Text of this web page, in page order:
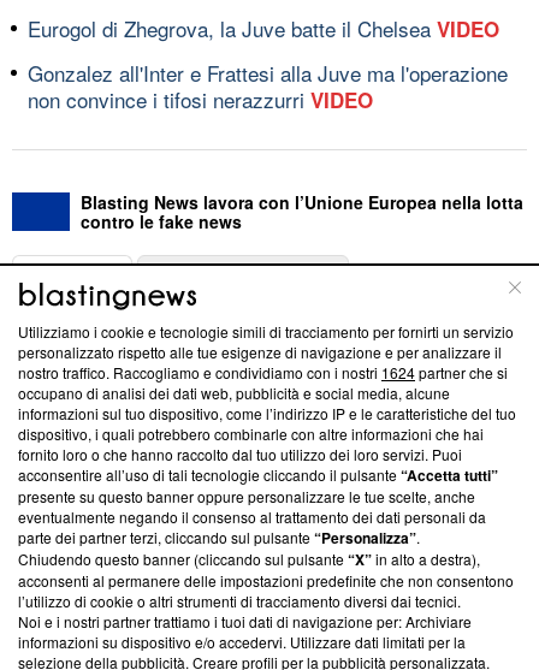
Eurogol di Zhegrova, la Juve batte il Chelsea VIDEO
Gonzalez all'Inter e Frattesi alla Juve ma l'operazione
non convince i tifosi nerazzurri VIDEO
Blasting News lavora con l’Unione Europea nella lotta
contro le fake news
ABOUT
Questa sezione offre informazioni trasparenti su Blasting
News, sui nostri processi editoriali e su come ci impegniamo a
creare news di qualità. Inoltre, afferma la nostra aderenza a
‘Trust Project - News with Integrity’Blasting News non è
ancora membro del programma, ma ha richiesto di farne
parte; Trust Project non ha ancora effettuato una verifica di
conformità agli standard.
Su di noi
Team editoriale
Corporate
Utilizziamo i cookie e tecnologie simili di tracciamento per fornirti un servizio
personalizzato rispetto alle tue esigenze di navigazione e per analizzare il
nostro traffico. Raccogliamo e condividiamo con i nostri 1624partner che si
occupano di analisi dei dati web, pubblicità e social media, alcune
informazioni sul tuo dispositivo, come l’indirizzo IP e le caratteristiche del tuo
dispositivo, i quali potrebbero combinarle con altre informazioni che hai
fornito loro o che hanno raccolto dal tuo utilizzo dei loro servizi. Puoi
acconsentire all’uso di tali tecnologie cliccando il pulsante“Accetta tutti”
presente su questo banner oppure personalizzare le tue scelte, anche
eventualmente negando il consenso al trattamento dei dati personali da
parte dei partner terzi, cliccando sul pulsante“Personalizza”.
Chiudendo questo banner (cliccando sul pulsante“X”in alto a destra),
acconsenti al permanere delle impostazioni predefinite che non consentono
l’utilizzo di cookie o altri strumenti di tracciamento diversi dai tecnici.
Noi e i nostri partner trattiamo i tuoi dati di navigazione per: Archiviare
informazioni su dispositivo e/o accedervi. Utilizzare dati limitati per la
selezione della pubblicità. Creare profili per la pubblicità personalizzata.